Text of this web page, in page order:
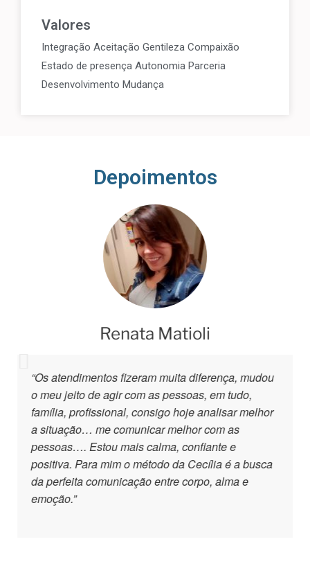
Valores
Integração Aceitação Gentileza Compaixão
Estado de presença Autonomia Parceria
Desenvolvimento Mudança
Depoimentos
Renata Matioli
“Os atendimentos fizeram muita diferença, mudou
o meu jeito de agir com as pessoas, em tudo,
família, profissional, consigo hoje analisar melhor
a situação… me comunicar melhor com as
pessoas…. Estou mais calma, confiante e
positiva. Para mim o método da Cecília é a busca
da perfeita comunicação entre corpo, alma e
emoção.”